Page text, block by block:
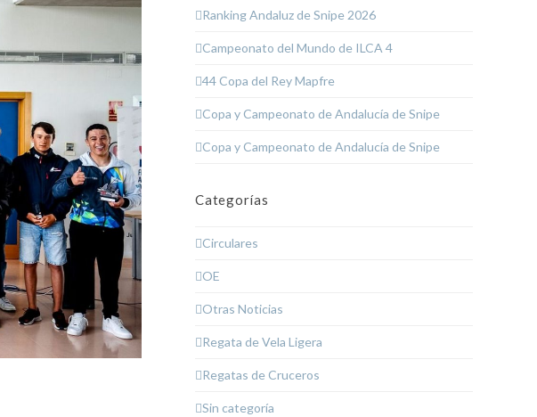
Ranking Andaluz de Snipe 2026
Campeonato del Mundo de ILCA 4
44 Copa del Rey Mapfre
Copa y Campeonato de Andalucía de Snipe
Copa y Campeonato de Andalucía de Snipe
Categorías
Circulares
OE
Otras Noticias
Regata de Vela Ligera
Regatas de Cruceros
Sin categoría